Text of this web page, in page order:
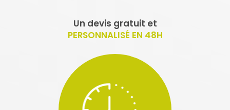
Un devis gratuit et
PERSONNALISÉ EN 48H